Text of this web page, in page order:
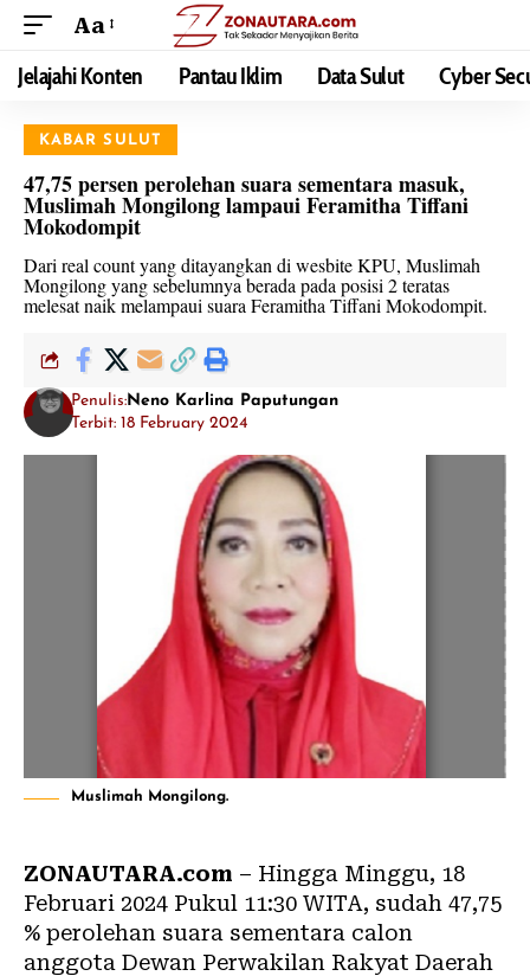
Aa
Jelajahi Konten Pantau Iklim Data Sulut Cyber
KABAR SULUT
47,75 persen perolehan suara sementara masuk,
Muslimah Mongilong lampaui Feramitha Tiffani
Mokodompit
Dari real count yang ditayangkan di wesbite KPU, Muslimah
Mongilong yang sebelumnya berada pada posisi 2 teratas
melesat naik melampaui suara Feramitha Tiffani Mokodompit.
Penulis:Neno Karlina Paputungan
Terbit: 18 February 2024
Muslimah Mongilong.
ZONAUTARA.com – Hingga Minggu, 18
Februari 2024 Pukul 11:30 WITA, sudah 47,75
% perolehan suara sementara calon
anggota Dewan Perwakilan Rakyat Daerah